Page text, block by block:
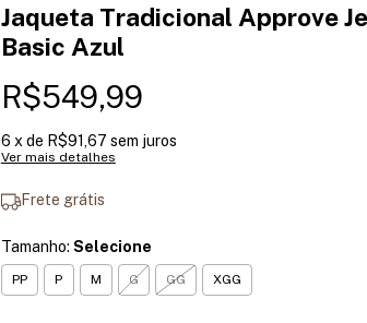
Jaqueta Tradicional Approve
Basic Azul
R$549,99
6 x de R$91,67 sem juros
Ver mais detalhes
Frete grátis
Tamanho: Selecione
PP P M G GG XGG